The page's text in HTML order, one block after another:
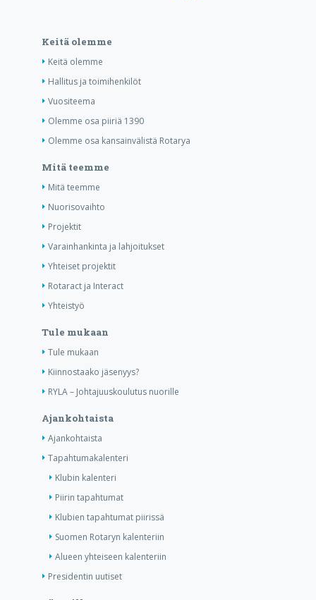
Keitä olemme
Keitä olemme
Hallitus ja toimihenkilöt
Vuositeema
Olemme osa piiriä 1390
Olemme osa kansainvälistä Rotarya
Mitä teemme
Mitä teemme
Nuorisovaihto
Projektit
Varainhankinta ja lahjoitukset
Yhteiset projektit
Rotaract ja Interact
Yhteistyö
Tule mukaan
Tule mukaan
Kiinnostaako jäsenyys?
RYLA – Johtajuuskoulutus nuorille
Ajankohtaista
Ajankohtaista
Tapahtumakalenteri
Klubin kalenteri
Piirin tapahtumat
Klubien tapahtumat piirissä
Suomen Rotaryn kalenteriin
Alueen yhteiseen kalenteriin
Presidentin uutiset